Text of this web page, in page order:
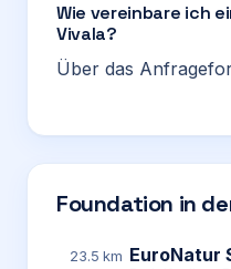
Wie vereinbare ich
Vivala?
Über das
Foundation in
23.5 km EuroNatur